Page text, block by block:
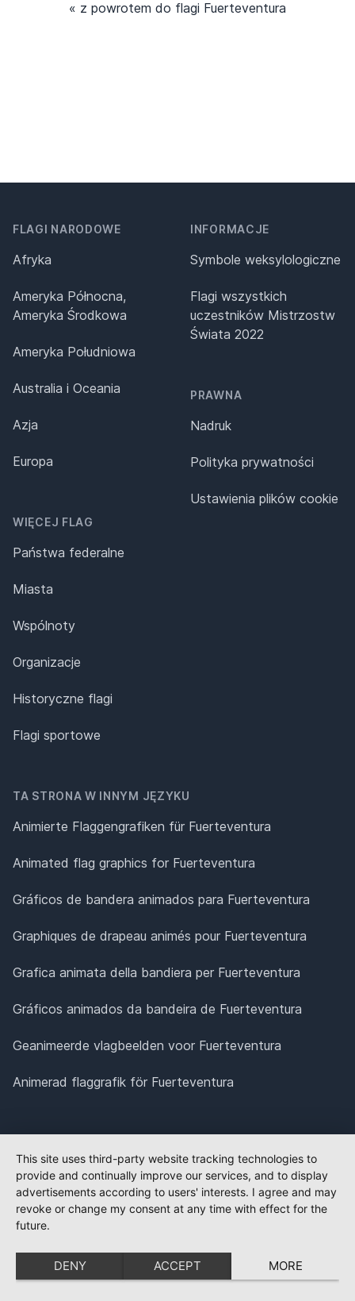
« z powrotem do flagi Fuerteventura
FLAGI NARODOWE
Afryka
Ameryka Północna,
Ameryka Środkowa
Ameryka Południowa
Australia i Oceania
Azja
Europa
WIĘCEJ FLAG
Państwa federalne
Miasta
Wspólnoty
Organizacje
Historyczne flagi
Flagi sportowe
INFORMACJE
Symbole weksylologiczne
Flagi wszystkich
uczestników Mistrzostw
Świata 2022
PRAWNA
Nadruk
Polityka prywatności
Ustawienia plików cookie
TA STRONA W INNYM JĘZYKU
Animierte Flaggengrafiken für Fuerteventura
Animated flag graphics for Fuerteventura
Gráficos de bandera animados para Fuerteventura
Graphiques de drapeau animés pour Fuerteventura
Grafica animata della bandiera per Fuerteventura
Gráficos animados da bandeira de Fuerteventura
Geanimeerde vlagbeelden voor Fuerteventura
Animerad flaggrafik för Fuerteventura
This site uses third-party website tracking technologies to
provide and continually improve our services, and to display
advertisements according to users' interests. I agree and may
revoke or change my consent at any time with effect for the
future.
DENY ACCEPT MORE